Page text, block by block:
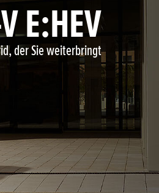
E:HEV
der Sie weiterbringt